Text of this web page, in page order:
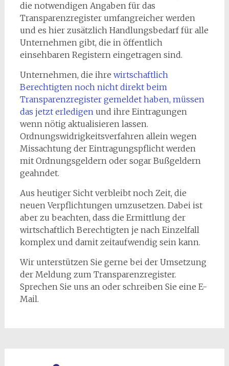
die notwendigen Angaben für das
Transparenzregister umfangreicher werden
und es hier zusätzlich Handlungsbedarf für alle
Unternehmen gibt, die in öffentlich
einsehbaren Registern eingetragen sind.
Unternehmen, die ihre wirtschaftlich
Berechtigten noch nicht direkt beim
Transparenzregister gemeldet haben, müssen
das jetzt erledigenund ihre Eintragungen
wenn nötig aktualisieren lassen.
Ordnungswidrigkeitsverfahren allein wegen
Missachtung der Eintragungspflicht werden
mit Ordnungsgeldern oder sogar Bußgeldern
geahndet.
Aus heutiger Sicht verbleibt noch Zeit, die
neuen Verpflichtungen umzusetzen. Dabei ist
aber zu beachten, dass die Ermittlung der
wirtschaftlich Berechtigten je nach Einzelfall
komplex und damit zeitaufwendig sein kann.
Wir unterstützen Sie gerne bei der Umsetzung
der Meldung zum Transparenzregister.
Sprechen Sie uns an oder schreiben Sie eine E-
Mail.